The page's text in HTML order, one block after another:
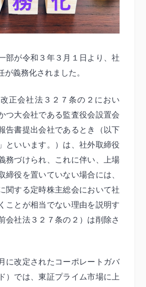
部が令和３年３月１日より、社
が義務化されました。
正会社法３２７条の２におい
つ大会社である監査役会設置会
告書提出会社であるとき（以下
といいます。）は、社外取締役
務づけられ、これに伴い、上場
締役を置いていない場合には、
関する定時株主総会において社
ことが相当でない理由を説明す
会社法３２７条の２）は削除さ
に改定されたコーポレートガバ
）では、東証プライム市場に上